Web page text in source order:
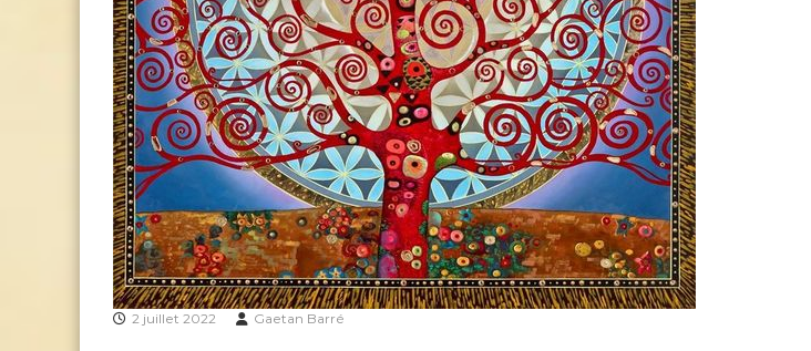
c
i
e
n
G
a
ë
t
a
n
B
n
2 juillet 2022 Gaetan Barré